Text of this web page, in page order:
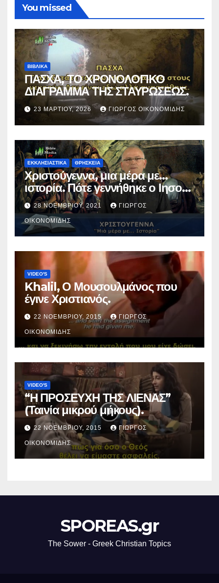
You missed
ΒΙΒΛΙΚΑ
ΠΑΣΧΑ, ΤΟ ΧΡΟΝΟΛΟΓΙΚΟ
ΔΙΑΓΡΑΜΜΑ ΤΗΣ ΣΤΑΥΡΩΣΕΩΣ.
23 ΜΑΡΤΊΟΥ, 2026 ΓΙΏΡΓΟΣ ΟΙΚΟΝΟΜΊΔΗΣ
ΕΚΚΛΗΣΙΑΣΤΙΚΑ ΘΡΗΣΚΕΙΑ
Χριστούγεννα, μια μέρα με…
ιστορία. Πότε γεννήθηκε ο Ιησούς
Χριστός; (Βίντεο).
28 ΝΟΕΜΒΡΊΟΥ, 2021 ΓΙΏΡΓΟΣ
ΟΙΚΟΝΟΜΊΔΗΣ
VIDEO'S
Khalil, Ο Μουσουλμάνος που
έγινε Χριστιανός.
22 ΝΟΕΜΒΡΊΟΥ, 2015 ΓΙΏΡΓΟΣ
ΟΙΚΟΝΟΜΊΔΗΣ
VIDEO'S
“Η ΠΡΟΣΕΥΧΗ ΤΗΣ ΛΙΕΝΑΣ”
(Ταινία μικρού μήκους).
22 ΝΟΕΜΒΡΊΟΥ, 2015 ΓΙΏΡΓΟΣ
ΟΙΚΟΝΟΜΊΔΗΣ
SPOREAS.gr
The Sower - Greek Christian Topics